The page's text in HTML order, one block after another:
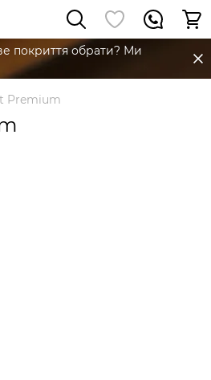
покриття обрати? Ми
Premium